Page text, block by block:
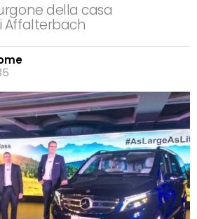
della casa
Affalterbach